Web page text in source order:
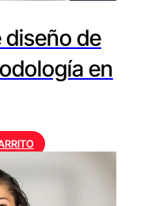
diseño de
en